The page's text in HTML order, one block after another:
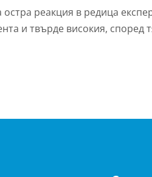
реакция в редица
и твърде високия, според